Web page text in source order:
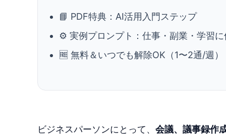
📘 PDF特典：AI活用入門ステップ
⚙️ 実例プロンプト：仕事・副業・学習に
🆓 無料＆いつでも解除OK（1〜2通/週）
ビジネスパーソンにとって、 会議、議事録作